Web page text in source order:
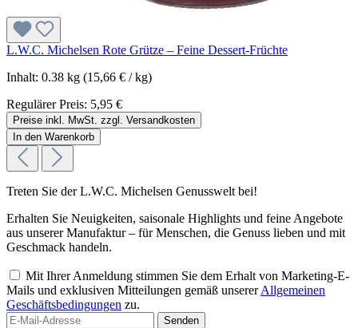
L.W.C. Michelsen Rote Grütze – Feine Dessert-Früchte
Inhalt: 0.38 kg (15,66 € / kg)
Regulärer Preis: 5,95 €
Preise inkl. MwSt. zzgl. Versandkosten
In den Warenkorb
Treten Sie der L.W.C. Michelsen Genusswelt bei!
Erhalten Sie Neuigkeiten, saisonale Highlights und feine Angebote
aus unserer Manufaktur – für Menschen, die Genuss lieben und mit
Geschmack handeln.
Mit Ihrer Anmeldung stimmen Sie dem Erhalt von Marketing-E-
Mails und exklusiven Mitteilungen gemäß unsererAllgemeinen
Geschäftsbedingungen zu.
Senden